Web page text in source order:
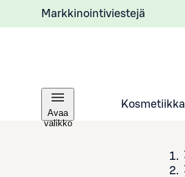
Markkinointiviestejä
Avaa
valikko
Kosmetiikka